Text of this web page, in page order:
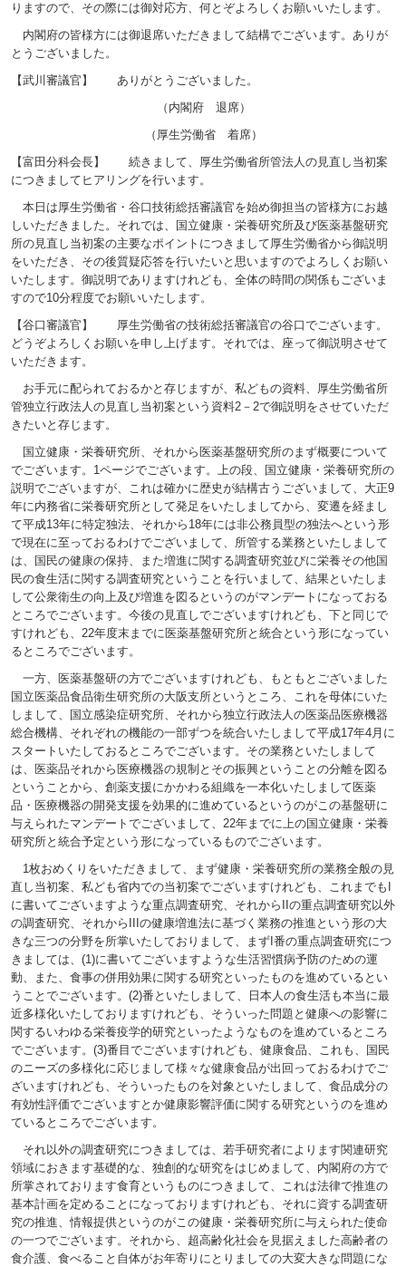
りますので、その際には御対応方、何とぞよろしくお願いいたします。
内閣府の皆様方には御退席いただきまして結構でございます。ありが
とうございました。
【武川審議官】 ありがとうございました。
（内閣府 退席）
（厚生労働省 着席）
【富田分科会長】 続きまして、厚生労働省所管法人の見直し当初案
につきましてヒアリングを行います。
本日は厚生労働省・谷口技術総括審議官を始め御担当の皆様方にお越
しいただきました。それでは、国立健康・栄養研究所及び医薬基盤研究
所の見直し当初案の主要なポイントにつきまして厚生労働省から御説明
をいただき、その後質疑応答を行いたいと思いますのでよろしくお願い
いたします。御説明でありますけれども、全体の時間の関係もございま
すので10分程度でお願いいたします。
【谷口審議官】 厚生労働省の技術総括審議官の谷口でございます。
どうぞよろしくお願いを申し上げます。それでは、座って御説明させて
いただきます。
お手元に配られておるかと存じますが、私どもの資料、厚生労働省所
管独立行政法人の見直し当初案という資料2－2で御説明をさせていただ
きたいと存じます。
国立健康・栄養研究所、それから医薬基盤研究所のまず概要について
でございます。1ページでございます。上の段、国立健康・栄養研究所の
説明でございますが、これは確かに歴史が結構古うございまして、大正9
年に内務省に栄養研究所として発足をいたしましてから、変遷を経まし
て平成13年に特定独法、それから18年には非公務員型の独法へという形
で現在に至っておるわけでございまして、所管する業務といたしまして
は、国民の健康の保持、また増進に関する調査研究並びに栄養その他国
民の食生活に関する調査研究ということを行いまして、結果といたしま
して公衆衛生の向上及び増進を図るというのがマンデートになっておる
ところでございます。今後の見直しでございますけれども、下と同じで
すけれども、22年度末までに医薬基盤研究所と統合という形になってい
るところでございます。
一方、医薬基盤研の方でございますけれども、もともとございました
国立医薬品食品衛生研究所の大阪支所というところ、これを母体にいた
しまして、国立感染症研究所、それから独立行政法人の医薬品医療機器
総合機構、それぞれの機能の一部ずつを統合いたしまして平成17年4月に
スタートいたしておるところでございます。その業務といたしまして
は、医薬品それから医療機器の規制とその振興ということの分離を図る
ということから、創薬支援にかかわる組織を一本化いたしまして医薬
品・医療機器の開発支援を効果的に進めているというのがこの基盤研に
与えられたマンデートでございまして、22年までに上の国立健康・栄養
研究所と統合予定という形になっているものでございます。
1枚おめくりをいただきまして、まず健康・栄養研究所の業務全般の見
直し当初案、私ども省内での当初案でございますけれども、これまでもI
に書いてございますような重点調査研究、それからIIの重点調査研究以外
の調査研究、それからIIIの健康増進法に基づく業務の推進という形の大
きな三つの分野を所掌いたしておりまして、まずI番の重点調査研究につ
きましては、(1)に書いてございますような生活習慣病予防のための運
動、また、食事の併用効果に関する研究といったものを進めているとい
うことでございます。(2)番といたしまして、日本人の食生活も本当に最
近多様化いたしておりますけれども、そういった問題と健康への影響に
関するいわゆる栄養疫学的研究といったようなものを進めているところ
でございます。(3)番目でございますけれども、健康食品、これも、国民
のニーズの多様化に応じまして様々な健康食品が出回っておるわけでご
ざいますけれども、そういったものを対象といたしまして、食品成分の
有効性評価でございますとか健康影響評価に関する研究というのを進め
ているところでございます。
それ以外の調査研究につきましては、若手研究者によります関連研究
領域におきます基礎的な、独創的な研究をはじめまして、内閣府の方で
所掌されております食育というものにつきまして、これは法律で推進の
基本計画を定めることになっておりますけれども、それに資する調査研
究の推進、情報提供というのがこの健康・栄養研究所に与えられた使命
の一つでございます。それから、超高齢化社会を見据えました高齢者の
食介護、食べること自体がお年寄りにとりましての大変大きな問題にな